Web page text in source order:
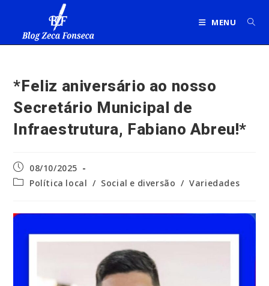
MENU
*Feliz aniversário ao nosso
Secretário Municipal de
Infraestrutura, Fabiano Abreu!*
Post
publicado:
08/10/2025
Categoria
Política local / Social e diversão / Variedades